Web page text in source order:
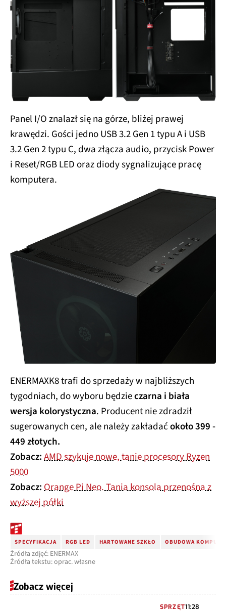
Panel I/O znalazł się na górze, bliżej prawej
krawędzi. Gości jedno USB 3.2 Gen 1 typu A i USB
3.2 Gen 2 typu C, dwa złącza audio, przycisk Power
i Reset/RGB LED oraz diody sygnalizujące pracę
komputera.
ENERMAXK8 trafi do sprzedaży w najbliższych
tygodniach, do wyboru będzieczarna i biała
wersja kolorystyczna. Producent nie zdradził
sugerowanych cen, ale należy zakładaćokoło 399 -
449 złotych.
Zobacz:AMD szykuje nowe, tanie procesory Ryzen
5000
Zobacz:Orange Pi Neo. Tania konsola przenośna z
wyższej półki
SPECYFIKACJA RGB LED HARTOWANE SZKŁO OBUDOWA
Źródła zdjęć: ENERMAX
Źródła tekstu: oprac. własne
Zobacz więcej
SPRZĘT11:28